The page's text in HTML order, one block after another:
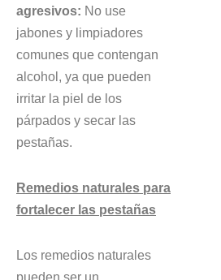
agresivos: No use
jabones y limpiadores
comunes que contengan
alcohol, ya que pueden
irritar la piel de los
párpados y secar las
pestañas.
Remedios naturales para
fortalecer las pestañas
Los remedios naturales
pueden ser un